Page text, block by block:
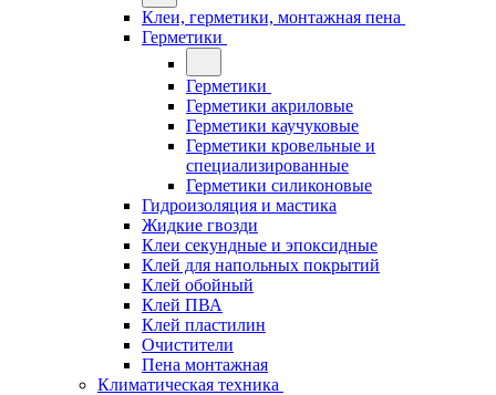
Клеи, герметики, монтажная пена
Герметики
Герметики
Герметики акриловые
Герметики каучуковые
Герметики кровельные и
специализированные
Герметики силиконовые
Гидроизоляция и мастика
Жидкие гвозди
Клеи секундные и эпоксидные
Клей для напольных покрытий
Клей обойный
Клей ПВА
Клей пластилин
Очистители
Пена монтажная
Климатическая техника